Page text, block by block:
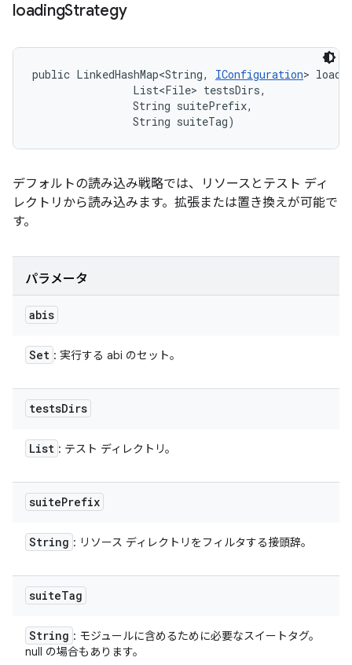
loadingStrategy
public LinkedHashMap<String, IConfiguration>
                List<File> testsDirs,
                String suitePrefix,
                String suiteTag)
デフォルトの読み込み戦略では、リソースとテスト ディ
レクトリから読み込みます。拡張または置き換えが可能で
す。
パラメータ
abis
Set : 実行する abi のセット。
testsDirs
List : テスト ディレクトリ。
suitePrefix
String : リソース ディレクトリをフィルタする接頭辞。
suiteTag
String : モジュールに含めるために必要なスイートタグ。
null の場合もあります。